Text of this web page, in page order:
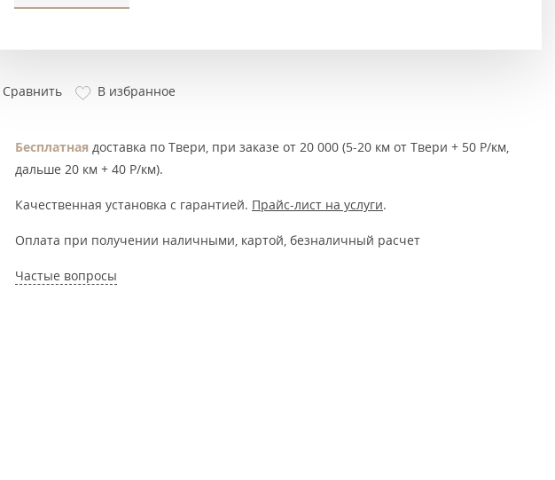
Сравнить В избранное
Бесплатная доставка по Твери, при заказе от 20 000 (5-20 км от Твери + 50 Р/км,
дальше 20 км + 40 Р/км).
Качественная установка с гарантией. Прайс-лист на услуги.
Оплата при получении наличными, картой, безналичный расчет
Частые вопросы